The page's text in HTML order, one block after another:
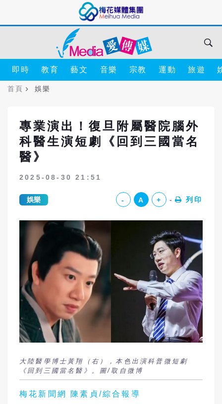
即時 教育 藝文 音樂 宗教 運動 旅遊
首頁 娛樂
專業演出！復旦附屬醫院腦外
科醫生演短劇《回到三國當名
醫》
2025-08-30 21:51
娛樂 - A + 列印
大陸醫學博士黃翔（右），本色出演科普微短劇
《回到三國當名醫》。圖/取自微博
梅花新聞網 陳素貞/綜合報導